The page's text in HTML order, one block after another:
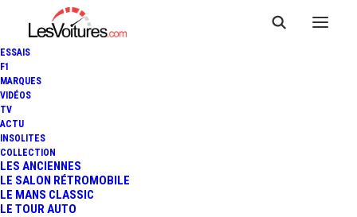
ESSAIS
F1
MARQUES
VIDÉOS
TV
ACTU
INSOLITES
COLLECTION
LES ANCIENNES
LE SALON RÉTROMOBILE
LE MANS CLASSIC
LE TOUR AUTO